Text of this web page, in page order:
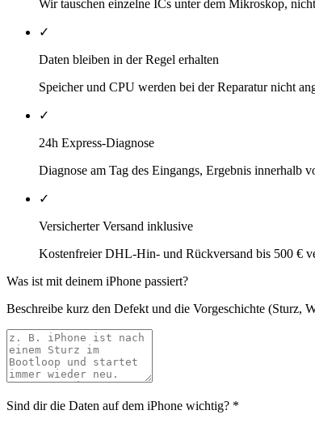
Wir tauschen einzelne ICs unter dem Mikroskop,
✓
Daten bleiben in der Regel erhalten
Speicher und CPU werden bei der Reparatur nicht
✓
24h Express-Diagnose
Diagnose am Tag des Eingangs, Ergebnis innerhalb
✓
Versicherter Versand inklusive
Kostenfreier DHL-Hin- und Rückversand bis 500 €
Was ist mit deinem iPhone passiert?
Beschreibe kurz den Defekt und die Vorgeschichte
Sind dir die Daten auf dem iPhone wichtig? *